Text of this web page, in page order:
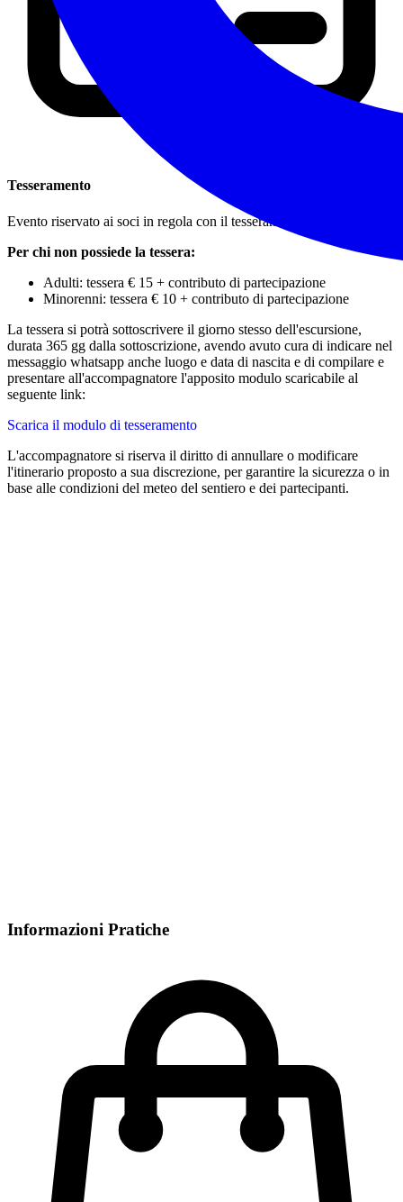
Tesseramento
Evento riservato ai soci in regola con il tesseramento.
Per chi non possiede la tessera:
Adulti: tessera € 15 + contributo di partecipazione
Minorenni: tessera € 10 + contributo di partecipazione
La tessera si potrà sottoscrivere il giorno stesso dell'escursione,
durata 365 gg dalla sottoscrizione, avendo avuto cura di indicare nel
messaggio whatsapp anche luogo e data di nascita e di compilare e
presentare all'accompagnatore l'apposito modulo scaricabile al
seguente link:
Scarica il modulo di tesseramento
L'accompagnatore si riserva il diritto di annullare o modificare
l'itinerario proposto a sua discrezione, per garantire la sicurezza o in
base alle condizioni del meteo del sentiero e dei partecipanti.
Informazioni Pratiche